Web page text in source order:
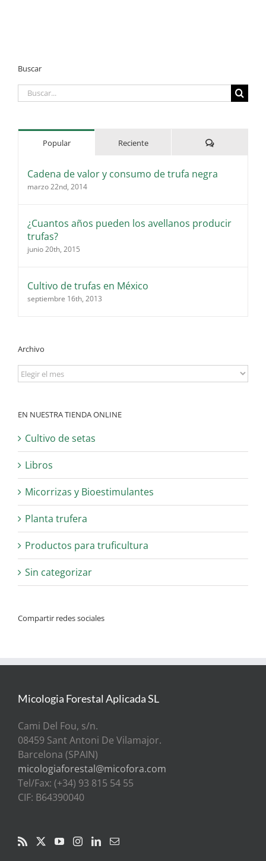
Buscar
Buscar:
Popular Reciente Comentarios
Cadena de valor y consumo de trufa negra
marzo 22nd, 2014
¿Cuantos años pueden los avellanos producir
trufas?
junio 20th, 2015
Cultivo de trufas en México
septiembre 16th, 2013
Archivo
Archivo
EN NUESTRA TIENDA ONLINE
Cultivo de setas
Libros
Micorrizas y Bioestimulantes
Planta trufera
Productos para truficultura
Sin categorizar
Compartir redes sociales
Micologia Forestal Aplicada SL
Cami Del Fou, s/n.
08459 Sant Antoni De Vilamajor.
Barcelona (SPAIN)
micologiaforestal@micofora.com
Tel/Fax: (+34) 93 815 54 55
CIF: B64390040